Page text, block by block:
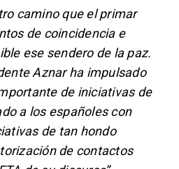
camino que el primar
de coincidencia e
ese sendero de la paz.
Aznar ha impulsado
de iniciativas de
a los españoles con
de tan hondo
de contactos